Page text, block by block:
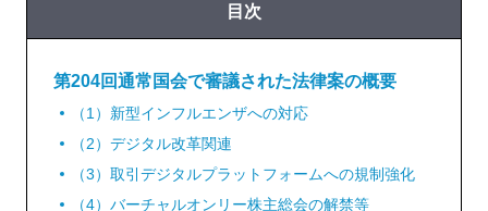
目次
第204回通常国会で審議された法律案の概要
（1）新型インフルエンザへの対応
（2）デジタル改革関連
（3）取引デジタルプラットフォームへの規制強化
（4）バーチャルオンリー株主総会の解禁等